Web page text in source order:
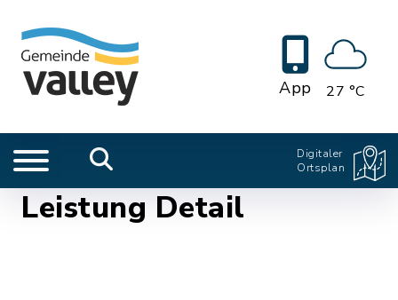
App 27 °C
Digitaler
Ortsplan
Leistung Detail